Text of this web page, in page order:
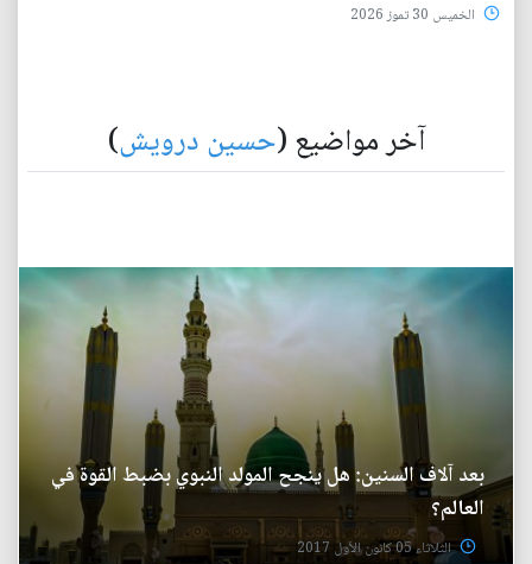
الخميس 30 تموز 2026
آخر مواضيع (حسين درويش)
بعد آلاف السنين: هل ينجح المولد النبوي بضبط القوة في
العالم؟
الثلاثاء 05 كانون الأول 2017